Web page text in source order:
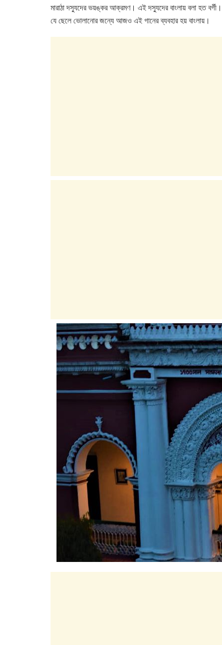
b
o
A
p
dI
n
মারাঠা দস্যুদের ভয়ঙ্কর আক্রমণ। এই দস্যুদের বাংলায় বলা হত
যে ছেলে ভোলানোর জন্যে আজও এই গানের ব্যবহার হয় বাংলায়।